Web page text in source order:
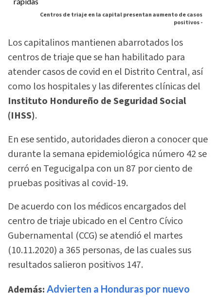
Centros de triaje en la capital presentan aumento de casos
positivos -
Los capita­linos mantienen abarrotados los
centros de triaje que se han habili­tado para
atender casos de covid en el Distrito Central, así
como los hospitales y las diferentes clínicas del
Instituto Hondureño de Seguridad Social
(IHSS).
En ese sentido, autoridades dieron a conocer que
durante la semana epidemiológica número 42 se
cerró en Tegucigalpa con un 87 por ciento de
pruebas positivas al covid-19.
De acuerdo con los médicos encargados del
centro de triaje ubicado en el Centro Cívico
Gubernamental (CCG) se atendió el martes
(10.11.2020) a 365 personas, de las cuales sus
resultados salieron positivos 147.
Además: Advierten a Honduras por nuevo